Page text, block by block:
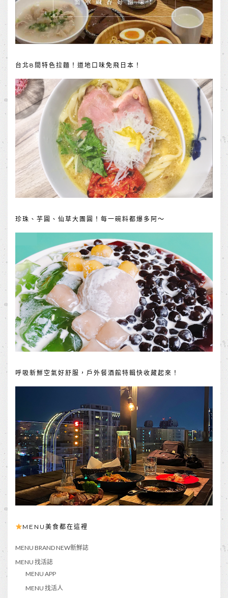
台北8間特色拉麵！道地口味免飛日本！
珍珠、芋圓、仙草大團圓！每一碗料都爆多阿～
呼吸新鮮空氣好舒服，戶外餐酒館特輯快收藏起來！
MENU美食都在這裡
MENU BRAND NEW新鮮誌
MENU 找活誌
MENU APP
MENU 找活人